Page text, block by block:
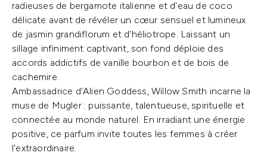
radieuses de bergamote italienne et d'eau de coco
délicate avant de révéler un cœur sensuel et lumineux
de jasmin grandiflorum et d'héliotrope. Laissant un
sillage infiniment captivant, son fond déploie des
accords addictifs de vanille bourbon et de bois de
cachemire.
Ambassadrice d'Alien Goddess, Willow Smith incarne la
muse de Mugler : puissante, talentueuse, spirituelle et
connectée au monde naturel. En irradiant une énergie
positive, ce parfum invite toutes les femmes à créer
l'extraordinaire.